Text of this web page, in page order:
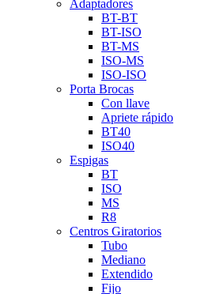
Adaptadores
BT-BT
BT-ISO
BT-MS
ISO-MS
ISO-ISO
Porta Brocas
Con llave
Apriete rápido
BT40
ISO40
Espigas
BT
ISO
MS
R8
Centros Giratorios
Tubo
Mediano
Extendido
Fijo